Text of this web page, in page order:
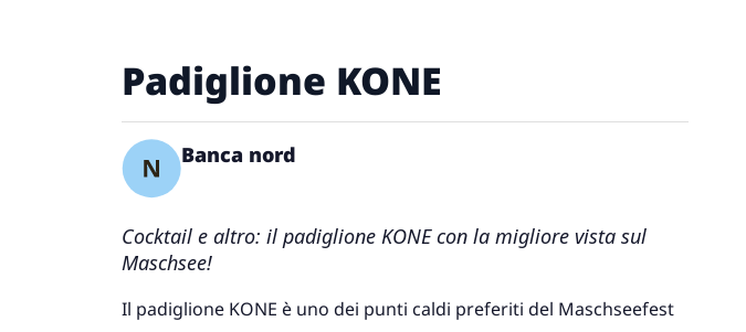
Padiglione KONE
Banca nord
Cocktail e altro: il padiglione KONE con la migliore vista sul
Maschsee!
Il padiglione KONE è uno dei punti caldi preferiti del Maschseefest